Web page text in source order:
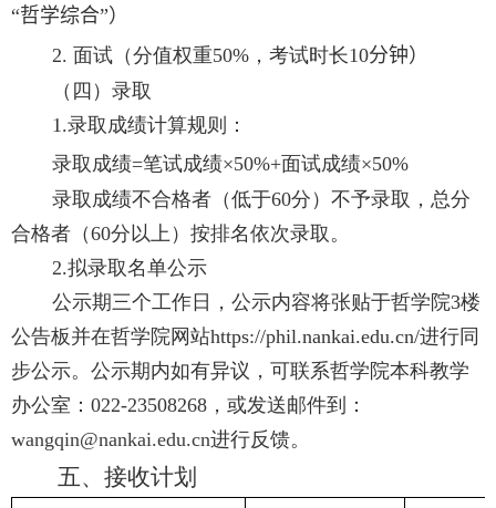
“哲学综合”）
2.面试（分值权重50% ，考试时长10分钟）
（四）录取
1.录取成绩计算规则：
录取成绩=笔试成绩×50%+面试成绩×50%
录取成绩不合格者（低于60分）不予录取，总分
合格者（60分以上）按排名依次录取。
2.拟录取名单公示
公示期三个工作日，公示内容将张贴于哲学院3楼
公告板并在哲学院网站https://phil.nankai.edu.cn/进行同
步公示。公示期内如有异议，可联系哲学院本科教学
办公室： 022-23508268 ，或发送邮件到：
wangqin@nankai.edu.cn进行反馈。
五、接收计划